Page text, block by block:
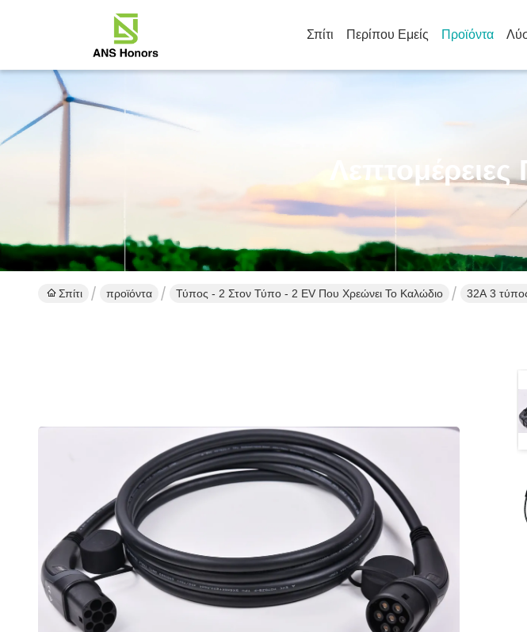
Σπίτι Περίπου Εμείς Προϊόντα
Σπίτι προϊόντα Τύπος - 2 Στον Τύπο - 2 EV Που Χρεώνει Το Καλώδιο 32A 3